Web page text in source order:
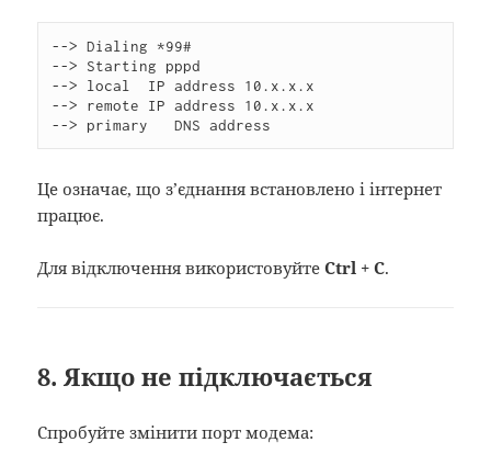
--> Dialing *99#
--> Starting pppd
--> local  IP address 10.x.x.x
--> remote IP address 10.x.x.x
--> primary   DNS address
Це означає, що з’єднання встановлено і інтернет
працює.
Для відключення використовуйтеCtrl + C.
8. Якщо не підключається
Спробуйте змінити порт модема: